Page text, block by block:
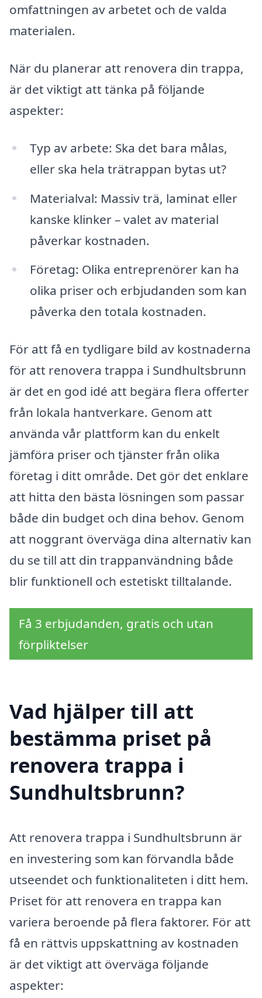
omfattningen av arbetet och de valda
materialen.
När du planerar att renovera din trappa,
är det viktigt att tänka på följande
aspekter:
Typ av arbete: Ska det bara målas,
eller ska hela trätrappan bytas ut?
Materialval: Massiv trä, laminat eller
kanske klinker – valet av material
påverkar kostnaden.
Företag: Olika entreprenörer kan ha
olika priser och erbjudanden som kan
påverka den totala kostnaden.
För att få en tydligare bild av kostnaderna
för att renovera trappa i Sundhultsbrunn
är det en god idé att begära flera offerter
från lokala hantverkare. Genom att
använda vår plattform kan du enkelt
jämföra priser och tjänster från olika
företag i ditt område. Det gör det enklare
att hitta den bästa lösningen som passar
både din budget och dina behov. Genom
att noggrant överväga dina alternativ kan
du se till att din trappanvändning både
blir funktionell och estetiskt tilltalande.
Få 3 erbjudanden, gratis och utan
förpliktelser
Vad hjälper till att
bestämma priset på
renovera trappa i
Sundhultsbrunn?
Att renovera trappa i Sundhultsbrunn är
en investering som kan förvandla både
utseendet och funktionaliteten i ditt hem.
Priset för att renovera en trappa kan
variera beroende på flera faktorer. För att
få en rättvis uppskattning av kostnaden
är det viktigt att överväga följande
aspekter: